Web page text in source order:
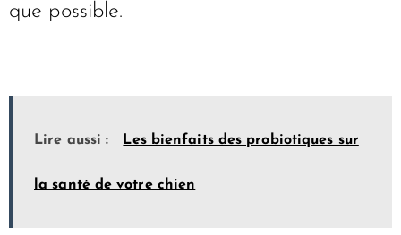
que possible.
Lire aussi : Les bienfaits des probiotiques sur
la santé de votre chien